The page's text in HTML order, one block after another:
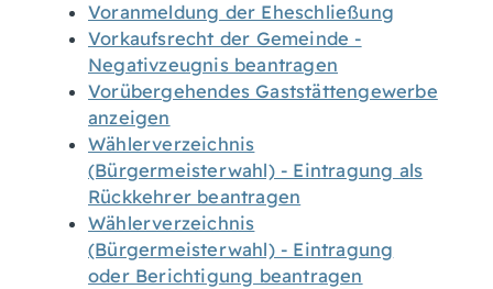
Voranmeldung der Eheschließung
Vorkaufsrecht der Gemeinde -
Negativzeugnis beantragen
Vorübergehendes Gaststättengewerbe
anzeigen
Wählerverzeichnis
(Bürgermeisterwahl) - Eintragung als
Rückkehrer beantragen
Wählerverzeichnis
(Bürgermeisterwahl) - Eintragung
oder Berichtigung beantragen